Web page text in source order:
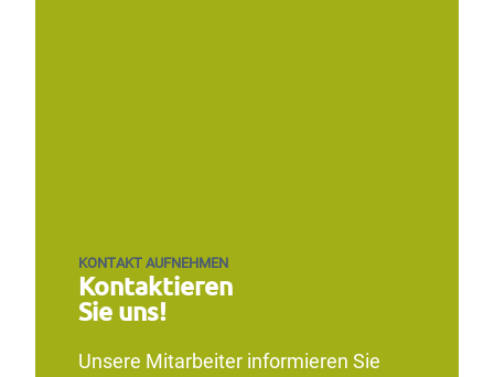
KONTAKT AUFNEHMEN
Kontaktieren
Sie uns!
Unsere Mitarbeiter informieren Sie